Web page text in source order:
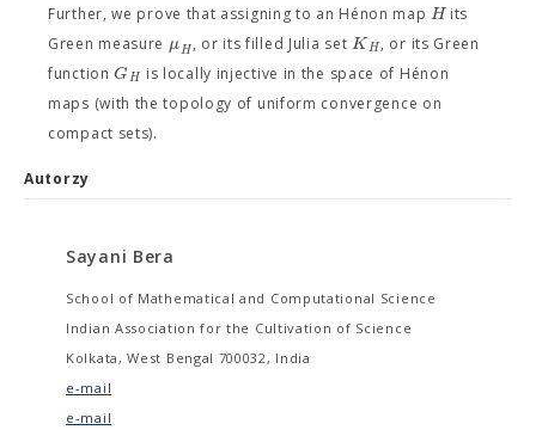
Further, we prove that assigning to an Hénon mapHits
Green measure μH, or its filled Julia set KH, or its Green
functionGH is locally injective in the space of Hénon
maps (with the topology of uniform convergence on
compact sets).
Autorzy
Sayani Bera
School of Mathematical and Computational Science
Indian Association for the Cultivation of Science
Kolkata, West Bengal 700032, India
e-mail
e-mail